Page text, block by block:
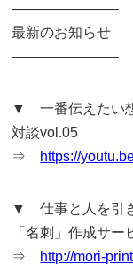
———————–
最新のお知らせ
———————–
▼ 一番伝えたい
対談vol.05
⇒ https://
▼ 仕事と人を引き
「名刺」作成サー
⇒ http://mori-